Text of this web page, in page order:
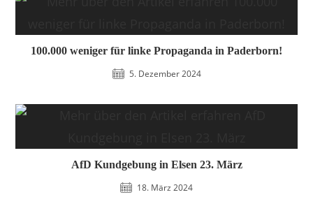
100.000 weniger für linke Propaganda in Paderborn!
5. Dezember 2024
AfD Kundgebung in Elsen 23. März
18. März 2024